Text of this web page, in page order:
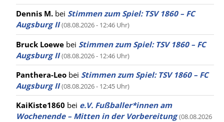
Dennis M. bei Stimmen zum Spiel: TSV 1860 – FC
Augsburg II (08.08.2026 - 12:46 Uhr)
Bruck Loewe bei Stimmen zum Spiel: TSV 1860 – FC
Augsburg II (08.08.2026 - 12:46 Uhr)
Panthera-Leo bei Stimmen zum Spiel: TSV 1860 – FC
Augsburg II (08.08.2026 - 12:45 Uhr)
KaiKiste1860 bei e.V. Fußballer*innen am
Wochenende – Mitten in der Vorbereitung (08.08.2026